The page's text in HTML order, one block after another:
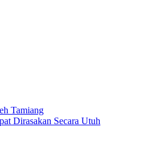
Tamiang
Dirasakan Secara Utuh